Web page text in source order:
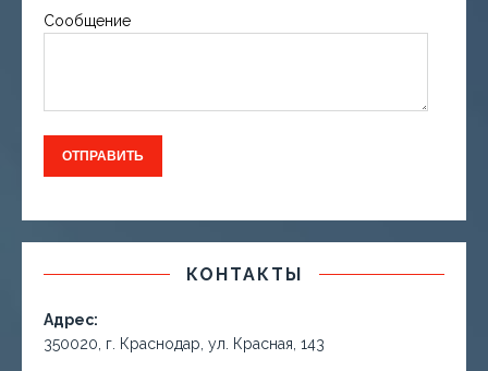
Сообщение
КОНТАКТЫ
Адрес:
350020, г. Краснодар, ул. Красная, 143